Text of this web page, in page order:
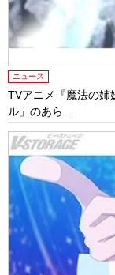
ニュース
TVアニメ『魔法の姉
ル」のあら...